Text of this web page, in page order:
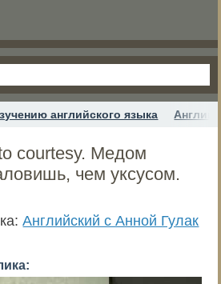
английского языка
courtesy. Медом
чем уксусом.
Английский с Анной Гулак